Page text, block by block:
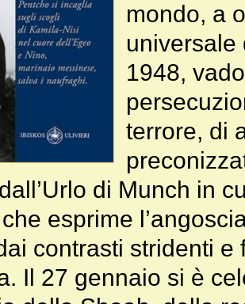
mondo, a
universale
1948,
terrore, di
di Munch in
esprime
contrasti stridenti e
Il 27 gennaio si è